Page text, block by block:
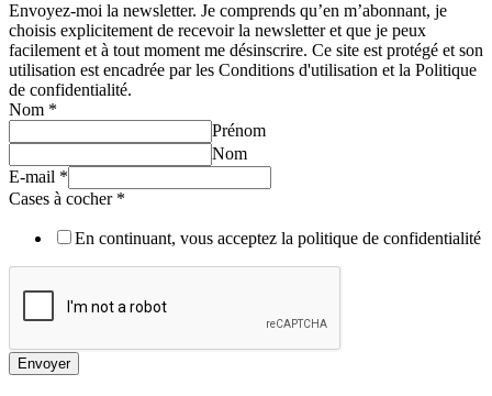
Envoyez-moi la newsletter. Je comprends qu’en m’abonnant, je
choisis explicitement de recevoir la newsletter et que je peux
facilement et à tout moment me désinscrire. Ce site est protégé et son
utilisation est encadrée par les Conditions d'utilisation et la Politique
de confidentialité.
Nom *
Prénom
Nom
E-mail *
Cases à cocher *
En continuant, vous acceptez la politique de confidentialité
Envoyer